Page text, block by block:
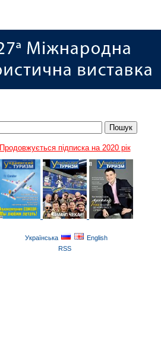
Продовжується підписка на 2020 рік
Українська
English
RSS